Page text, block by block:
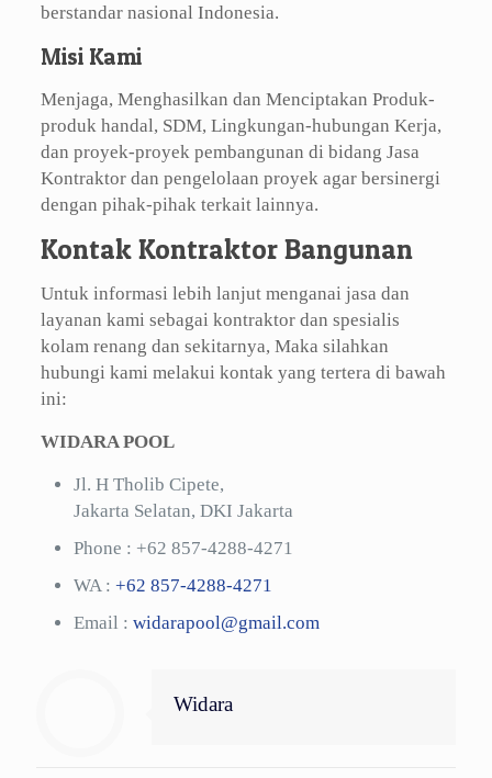
berstandar nasional Indonesia.
Misi Kami
Menjaga, Menghasilkan dan Menciptakan Produk-
produk handal, SDM, Lingkungan-hubungan Kerja,
dan proyek-proyek pembangunan di bidang Jasa
Kontraktor dan pengelolaan proyek agar bersinergi
dengan pihak-pihak terkait lainnya.
Kontak Kontraktor Bangunan
Untuk informasi lebih lanjut menganai jasa dan
layanan kami sebagai kontraktor dan spesialis
kolam renang dan sekitarnya, Maka silahkan
hubungi kami melakui kontak yang tertera di bawah
ini:
WIDARA POOL
Jl. H Tholib Cipete,
Jakarta Selatan, DKI Jakarta
Phone : +62 857-4288-4271
WA : +62 857-4288-4271
Email : widarapool@gmail.com
Widara